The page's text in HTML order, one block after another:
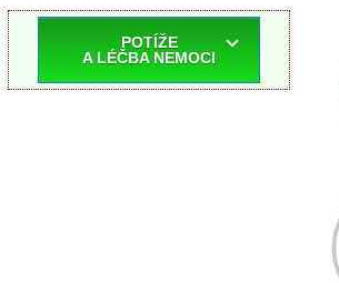
POTÍŽE
A LÉČBA NEMOCI